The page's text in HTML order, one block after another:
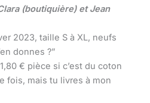
(boutiquière) et Jean
2023, taille S à XL, neufs
donnes ?”
€ pièce si c’est du coton
fois, mais tu livres à mon